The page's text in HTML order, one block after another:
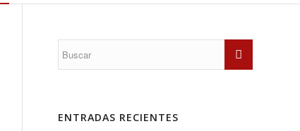
ENTRADAS RECIENTES